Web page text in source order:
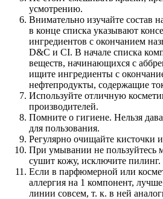
усмотрению.
Внимательно изучайте состав
в конце списка указывают
ингредиентов с окончанием
D&C и CI. В начале списка
веществ, начинающихся с
ищите ингредиенты с
нефтепродукты, содержащие
Используйте отличную
производителей.
Помните о гигиене. Нельзя
для пользования.
Регулярно очищайте кисточки
При умывании не пользуйтесь
сушит кожу, исключите пилинг.
Если в парфюмерной или
аллергия на 1 компонент, лучше
линии совсем, т. к. в ней